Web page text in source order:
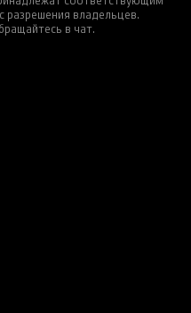
разрешения владельцев.
в чат.